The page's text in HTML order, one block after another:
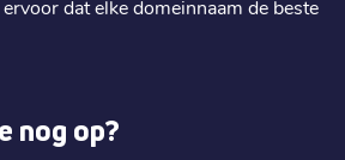
dat elke domeinnaam de beste
nog op?